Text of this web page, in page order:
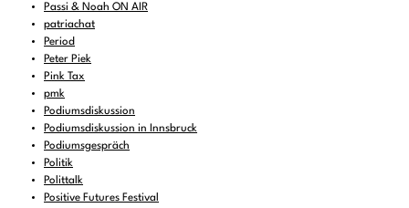
Passi & Noah ON AIR
patriachat
Period
Peter Piek
Pink Tax
pmk
Podiumsdiskussion
Podiumsdiskussion in Innsbruck
Podiumsgespräch
Politik
Polittalk
Positive Futures Festival